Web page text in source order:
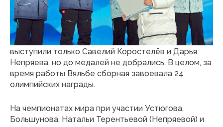
Источник фото: РИА Новости
В последующем олимпийском цикле ситуация
изменилась. Из-за ограничений на Играх-2026
выступили только Савелий Коростелёв и Дарья
Непряева, но до медалей не добрались. В целом, за
время работы Вяльбе сборная завоевала 24
олимпийских награды.
На чемпионатах мира при участии Устюгова,
Большунова, Натальи Терентьевой (Непряевой) и